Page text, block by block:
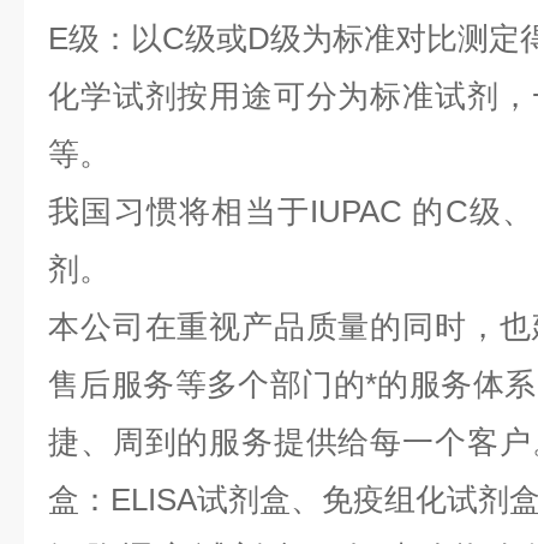
E级：以C级或D级为标准对比测定
化学试剂按用途可分为标准试剂
等。
我国习惯将相当于IUPAC 的C级
剂。
本公司在重视产品质量的同时，
售后服务等多个部门的*的服务体
捷、周到的服务提供给每一个客
盒：ELISA试剂盒、免疫组化试剂